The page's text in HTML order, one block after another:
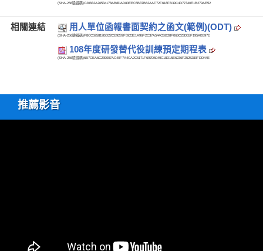
(SHA-256驗證碼)C20832A26534178AB8DAD80EEC5B37B62AAF72F618FB39C4D77340E1B279AE52
相關連結 用人單位函報書面契約之函文(範例)(ODT)
(SHA-256驗證碼)F8CC595819BD22CE9287F5923E1A96F2C37A544CBB28F063C23D55F195AB597E
108年度研發替代役訓練預定期程表
(SHA-256驗證碼)6B7CEA6C239007AC40F7A4CA2C5171F697D5049C18D15E6236F2525280FDD44E
推薦影音